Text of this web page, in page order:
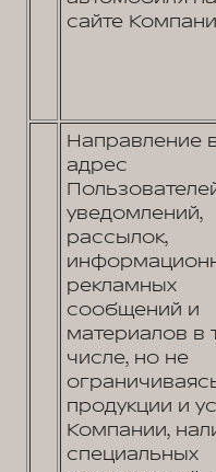
сайте
Направление
адрес
уведомлений,
рассылок,
рекламных
сообщений и
материалов в
числе, но не
продукции и
Компании,
специальных